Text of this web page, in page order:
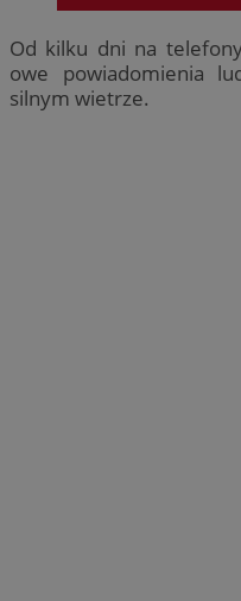
Od kilku dni na
owe powiadomienia
silnym wietrze.